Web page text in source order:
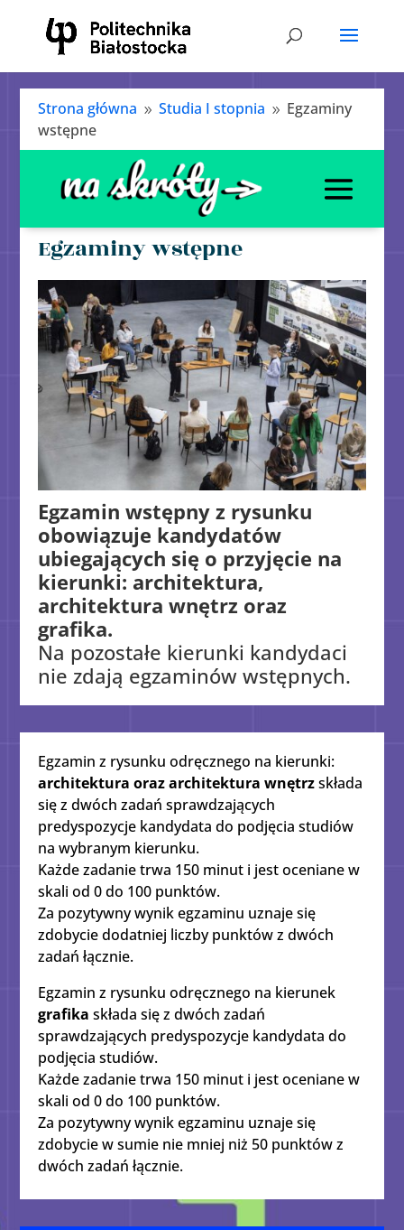
Strona główna 9 Studia I stopnia 9 Egzaminy
wstępne
Egzaminy wstępne
Egzamin wstępny z rysunku
obowiązuje kandydatów
ubiegających się o przyjęcie na
kierunki: architektura,
architektura wnętrz oraz
grafika.
Na pozostałe kierunki kandydaci
nie zdają egzaminów wstępnych.
Egzamin z rysunku odręcznego na kierunki:
architektura oraz architektura wnętrzskłada
się z dwóch zadań sprawdzających
predyspozycje kandydata do podjęcia studiów
na wybranym kierunku.
Każde zadanie trwa 150 minut i jest oceniane w
skali od 0 do 100 punktów.
Za pozytywny wynik egzaminu uznaje się
zdobycie dodatniej liczby punktów z dwóch
zadań łącznie.
Egzamin z rysunku odręcznego na kierunek
grafikaskłada się z dwóch zadań
sprawdzających predyspozycje kandydata do
podjęcia studiów.
Każde zadanie trwa 150 minut i jest oceniane w
skali od 0 do 100 punktów.
Za pozytywny wynik egzaminu uznaje się
zdobycie w sumie nie mniej niż 50 punktów z
dwóch zadań łącznie.